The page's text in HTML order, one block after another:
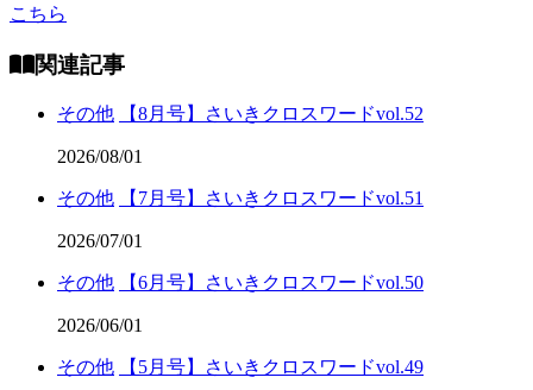
こちら
関連記事
その他 【8月号】さいきクロスワードvol.52
2026/08/01
その他 【7月号】さいきクロスワードvol.51
2026/07/01
その他 【6月号】さいきクロスワードvol.50
2026/06/01
その他 【5月号】さいきクロスワードvol.49